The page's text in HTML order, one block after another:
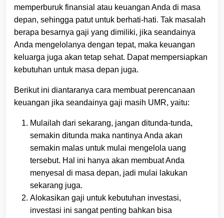
memperburuk finansial atau keuangan Anda di masa
depan, sehingga patut untuk berhati-hati. Tak masalah
berapa besarnya gaji yang dimiliki, jika seandainya
Anda mengelolanya dengan tepat, maka keuangan
keluarga juga akan tetap sehat. Dapat mempersiapkan
kebutuhan untuk masa depan juga.
Berikut ini diantaranya cara membuat perencanaan
keuangan jika seandainya gaji masih UMR, yaitu:
Mulailah dari sekarang, jangan ditunda-tunda,
semakin ditunda maka nantinya Anda akan
semakin malas untuk mulai mengelola uang
tersebut. Hal ini hanya akan membuat Anda
menyesal di masa depan, jadi mulai lakukan
sekarang juga.
Alokasikan gaji untuk kebutuhan investasi,
investasi ini sangat penting bahkan bisa